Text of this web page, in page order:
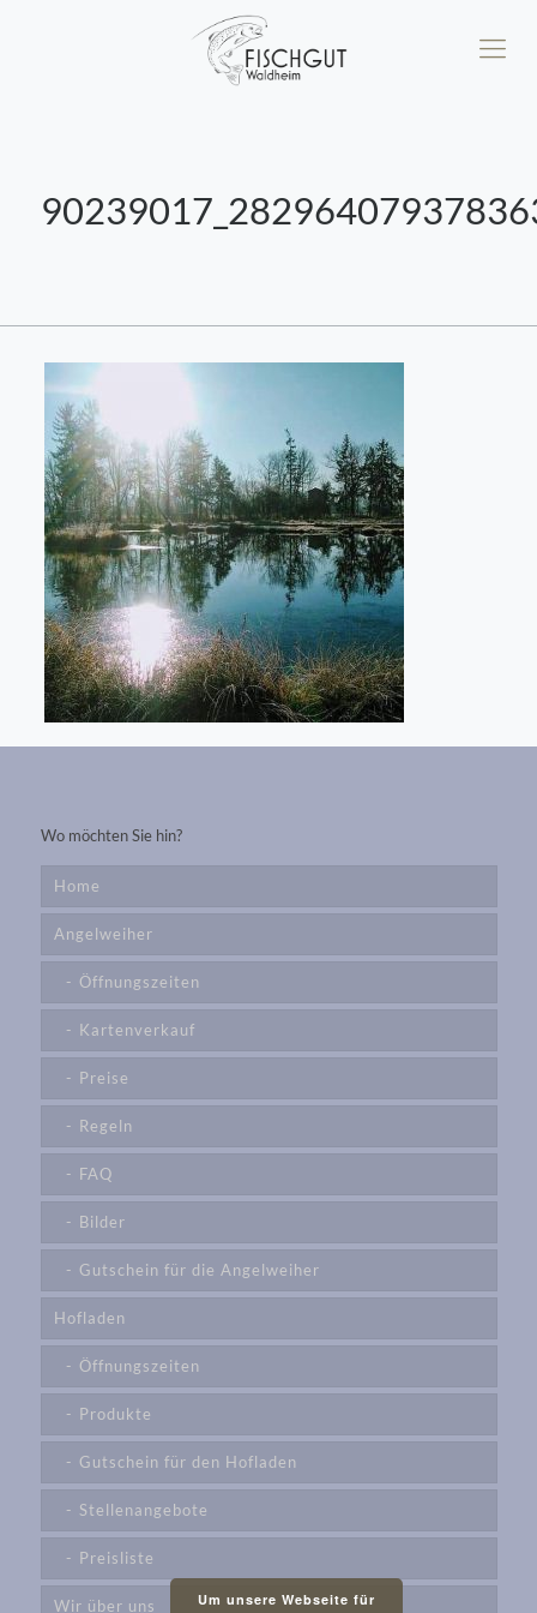
Wo möchten Sie hin?
Home
Angelweiher
Öffnungszeiten
Kartenverkauf
Preise
Regeln
FAQ
Bilder
Gutschein für die Angelweiher
Hofladen
Öffnungszeiten
Produkte
Gutschein für den Hofladen
Stellenangebote
Preisliste
Wir über uns Um unsere Webseite für